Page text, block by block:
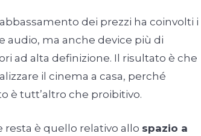
dei prezzi ha coinvolti i
audio, ma anche device più di
ad alta definizione. Il risultato è che
il cinema a casa, perché
è tutt’altro che proibitivo.
resta è quello relativo allo spazio a